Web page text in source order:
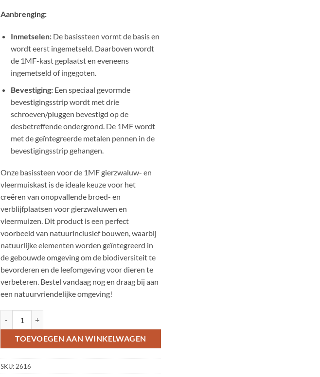
Aanbrenging:
Inmetselen:De basissteen vormt de basis en
wordt eerst ingemetseld. Daarboven wordt
de 1MF-kast geplaatst en eveneens
ingemetseld of ingegoten.
Bevestiging:Een speciaal gevormde
bevestigingsstrip wordt met drie
schroeven/pluggen bevestigd op de
desbetreffende ondergrond. De 1MF wordt
met de geïntegreerde metalen pennen in de
bevestigingsstrip gehangen.
Onze basissteen voor de 1MF gierzwaluw- en
vleermuiskast is de ideale keuze voor het
creëren van onopvallende broed- en
verblijfplaatsen voor gierzwaluwen en
vleermuizen. Dit product is een perfect
voorbeeld van natuurinclusief bouwen, waarbij
natuurlijke elementen worden geïntegreerd in
de gebouwde omgeving om de biodiversiteit te
bevorderen en de leefomgeving voor dieren te
verbeteren. Bestel vandaag nog en draag bij aan
een natuurvriendelijke omgeving!
TOEVOEGEN AAN WINKELWAGEN
SKU: 2616